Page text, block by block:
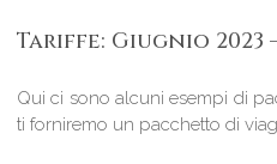
Tariffe: Giugnio 2023
Qui ci sono alcuni esempi di
ti forniremo un pacchetto di